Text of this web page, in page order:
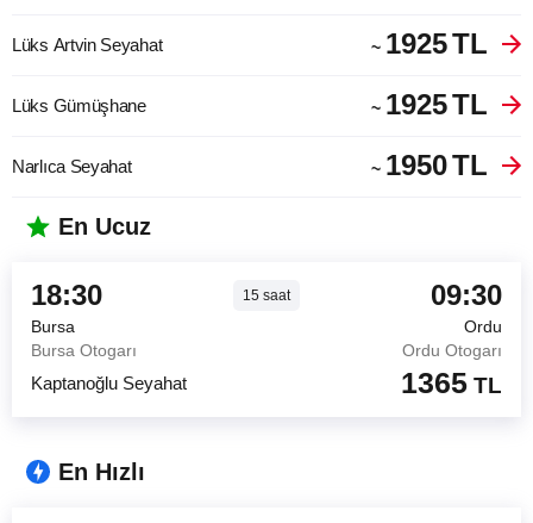
Lüks Artvin Seyahat ~ 1925TL
Lüks Gümüşhane ~ 1925TL
Narlıca Seyahat ~ 1950TL
En Ucuz
18:30 15 saat 09:30
Bursa
Ordu
Bursa Otogarı
Ordu Otogarı
Kaptanoğlu Seyahat 1365 TL
En Hızlı